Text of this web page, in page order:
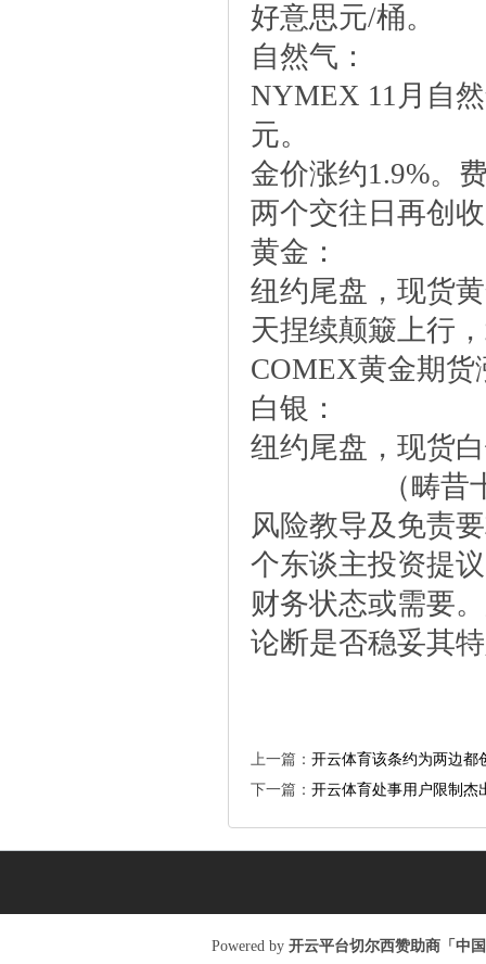
好意思元/桶。
自然气：
NYMEX11月自
元。
金价涨约1.9%。
两个交往日再创
黄金：
纽约尾盘，现货
天捏续颠簸上行
COMEX黄金期货
白银：
纽约尾盘，现货
（畴
风险教导及免责
个东谈主投资提
财务状态或需要
论断是否稳妥其
上一篇： 开云体育该条约为两边都
下一篇： 开云体育处事用户限制杰
Poweredby 开云平台切尔西赞助商「中